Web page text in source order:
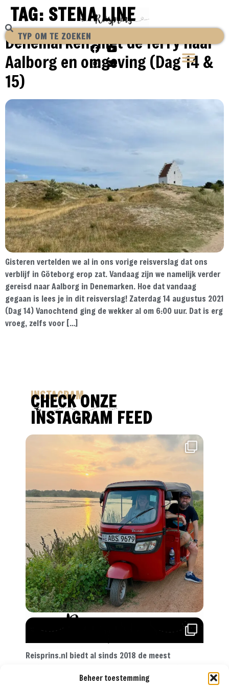
Beheer toestemming
TAG: STENA LINE
Denemarken, met de ferry naar
Aalborg en omgeving (Dag 14 &
15)
Gisteren vertelden we al in ons vorige reisverslag dat ons
verblijf in Göteborg erop zat. Vandaag zijn we namelijk verder
gereisd naar Aalborg in Denemarken. Hoe dat vandaag
gegaan is lees je in dit reisverslag! Zaterdag 14 augustus 2021
(Dag 14) Vanochtend ging de wekker al om 6:00 uur. Dat is erg
vroeg, zelfs voor […]
INSTAGRAM
CHECK ONZE
INSTAGRAM FEED
Reisprins.nl biedt al sinds 2018 de meest
reiziger. Met onze tips, reisroutes en